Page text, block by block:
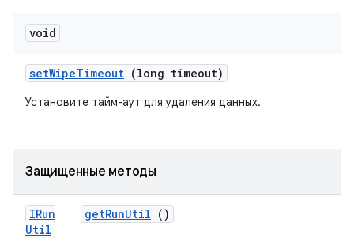
void
setWipeTimeout (long timeout)
Установите тайм-аут для удаления данных.
Защищенные методы
IRun
Util
getRunUtil ()